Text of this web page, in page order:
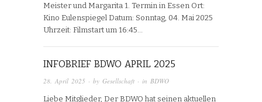
Meister und Margarita 1. Termin in Essen Ort:
Kino Eulenspiegel Datum: Sonntag, 04. Mai 2025
Uhrzeit: Filmstart um 16:45…
INFOBRIEF BDWO APRIL 2025
28. April 2025 · by Gesellschaft · in BDWO
Liebe Mitglieder, Der BDWO hat seinen aktuellen